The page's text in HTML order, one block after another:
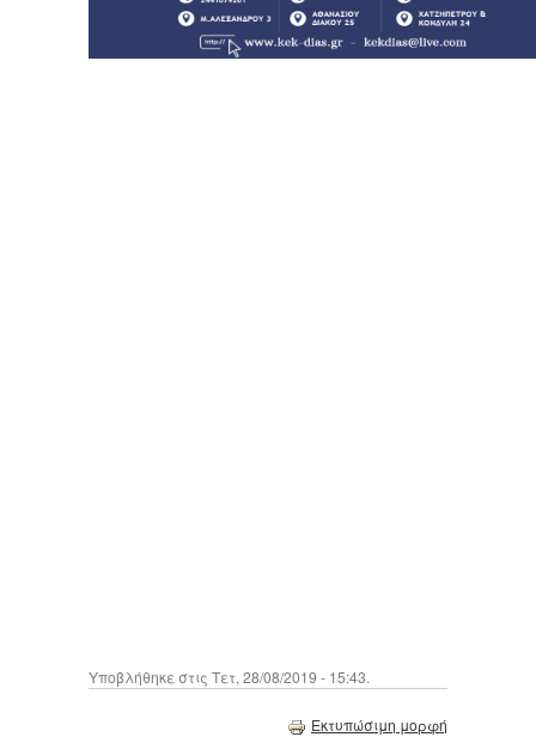
Υποβλήθηκε στις Τετ, 28/08/2019 - 15:43.
Εκτυπώσιμη μορφή